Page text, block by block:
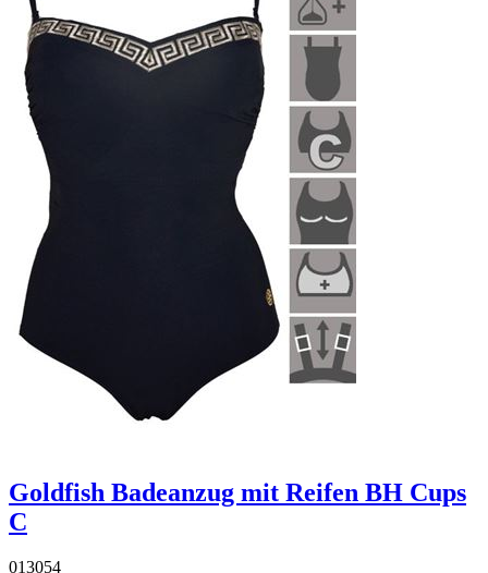
Goldfish Badeanzug mit Reifen BH Cups
C
013054